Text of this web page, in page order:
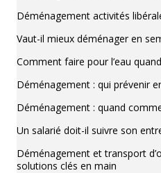
Déménagement activités
Vaut-il mieux déménager en
Comment faire pour l’eau
Déménagement : qui prévenir
Déménagement : quand
Un salarié doit-il suivre son
Déménagement et transport
solutions clés en main